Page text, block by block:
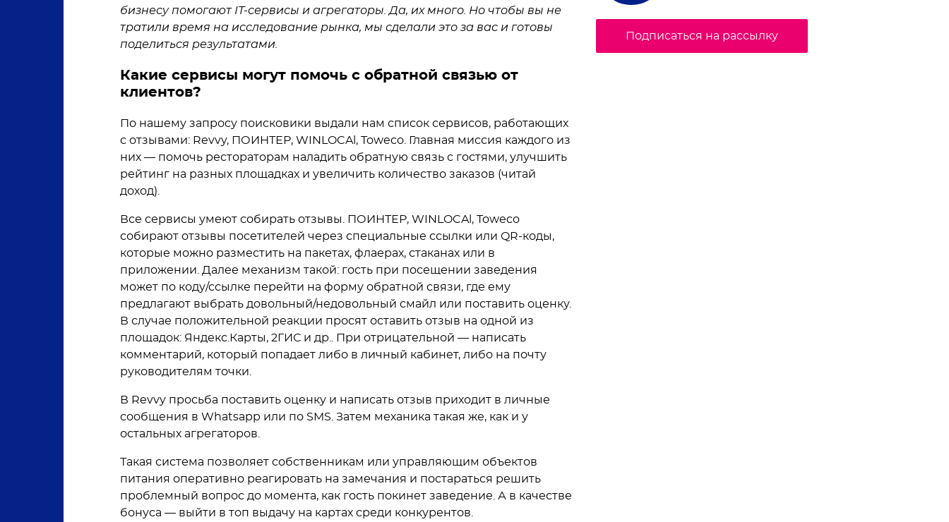
бизнесу помогают IT-сервисы и агрегаторы. Да, их много. Но чтобы вы не
тратили время на исследование рынка, мы сделали это за вас и готовы
поделиться результатами.
Какие сервисы могут помочь с обратной связью от
клиентов?
По нашему запросу поисковики выдали нам список сервисов, работающих
с отзывами: Revvy, ПОИНТЕР, WINLOCAl, Toweco. Главная миссия каждого из
них — помочь рестораторам наладить обратную связь с гостями, улучшить
рейтинг на разных площадках и увеличить количество заказов (читай
доход).
Все сервисы умеют собирать отзывы. ПОИНТЕР, WINLOCAl, Toweco
собирают отзывы посетителей через специальные ссылки или QR-коды,
которые можно разместить на пакетах, флаерах, стаканах или в
приложении. Далее механизм такой: гость при посещении заведения
может по коду/ссылке перейти на форму обратной связи, где ему
предлагают выбрать довольный/недовольный смайл или поставить оценку.
В случае положительной реакции просят оставить отзыв на одной из
площадок: Яндекс.Карты, 2ГИС и др.. При отрицательной — написать
комментарий, который попадает либо в личный кабинет, либо на почту
руководителям точки.
В Revvy просьба поставить оценку и написать отзыв приходит в личные
сообщения в Whatsapp или по SMS. Затем механика такая же, как и у
остальных агрегаторов.
Такая система позволяет собственникам или управляющим объектов
питания оперативно реагировать на замечания и постараться решить
проблемный вопрос до момента, как гость покинет заведение. А в качестве
бонуса — выйти в топ выдачу на картах среди конкурентов.
Подписаться на рассылку